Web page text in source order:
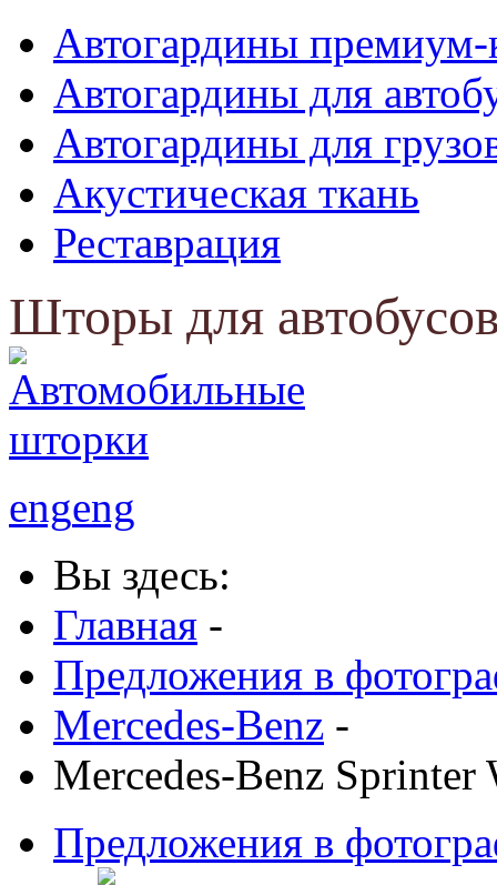
Автогардины премиум-
Автогардины для
Автогардины для
Акустическая ткань
Реставрация
Шторы для
engeng
Вы здесь:
Главная -
Предложения в
Mercedes-Benz -
Mercedes-Benz Sprinter
Предложения в